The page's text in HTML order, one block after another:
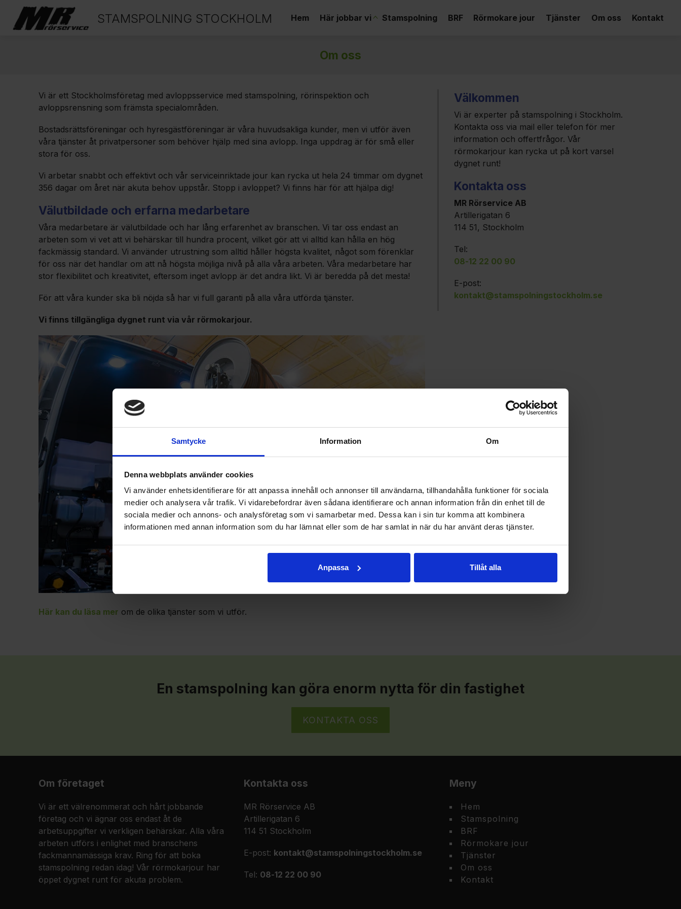
Samtycke Information Om
Denna webbplats använder cookies
Vi använder enhetsidentifierare för att anpassa innehåll och annonser till användarna, tillhandahålla funktioner för sociala
medier och analysera vår trafik. Vi vidarebefordrar även sådana identifierare och annan information från din enhet till de
sociala medier och annons- och analysföretag som vi samarbetar med. Dessa kan i sin tur komma att kombinera
informationen med annan information som du har lämnat eller som de har samlat in när du har använt deras tjänster.
Anpassa Tillåt alla
Hem Här jobbar vi Stamspolning BRF Rörmokare jour Tjänster Om oss Kontakt
STAMSPOLNING STOCKHOLM
Om oss
Vi är ett Stockholmsföretag med avloppsservice med stamspolning, rörinspektion och
avloppsrensning som främsta specialområden.
Bostadsrättsföreningar och hyresgästföreningar är våra huvudsakliga kunder, men vi utför även
våra tjänster åt privatpersoner som behöver hjälp med sina avlopp. Inga uppdrag är för små eller
stora för oss.
Vi arbetar snabbt och effektivt och vår serviceinriktade jour kan rycka ut hela 24 timmar om dygnet
356 dagar om året när akuta behov uppstår. Stopp i avloppet? Vi finns här för att hjälpa dig!
Välutbildade och erfarna medarbetare
Våra medarbetare är välutbildade och har lång erfarenhet av branschen. Vi tar oss endast an
arbeten som vi vet att vi behärskar till hundra procent, vilket gör att vi alltid kan hålla en hög
fackmässig standard. Vi använder utrustning som alltid håller högsta kvalitet, något som förenklar
för oss när det handlar om att nå högsta möjliga nivå på alla våra arbeten. Våra medarbetare har
stor flexibilitet och kreativitet, eftersom inget avlopp är det andra likt. Vi är beredda på det mesta!
För att våra kunder ska bli nöjda så har vi full garanti på alla våra utförda tjänster.
Vi finns tillgängliga dygnet runt via vår rörmokarjour.
Här kan du läsa mer om de olika tjänster som vi utför.
Välkommen
Vi är experter på stamspolning i Stockholm.
Kontakta oss via mail eller telefon för mer
information och offertfrågor. Vår
rörmokarjour kan rycka ut på kort varsel
dygnet runt!
Kontakta oss
MR Rörservice AB
Artillerigatan 6
114 51, Stockholm
Tel:
08-12 22 00 90
E-post:
kontakt@stamspolningstockholm.se
En stamspolning kan göra enorm nytta för din fastighet
KONTAKTA OSS
Om företaget
Vi är ett välrenommerat och hårt jobbande
företag och vi ägnar oss endast åt de
arbetsuppgifter vi verkligen behärskar. Alla våra
arbeten utförs i enlighet med branschens
fackmannamässiga krav. Ring för att boka
stamspolning redan idag! Vår rörmokarjour har
öppet dygnet runt för akuta problem.
Kontakta oss
MR Rörservice AB
Artillerigatan 6
114 51 Stockholm
E-post: kontakt@stamspolningstockholm.se
Tel: 08-12 22 00 90
Meny
Hem
Stamspolning
BRF
Rörmokare jour
Tjänster
Om oss
Kontakt